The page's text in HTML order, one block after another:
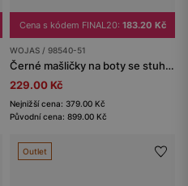
Cena s kódem FINAL20: 183.20 Kč
WOJAS / 98540-51
Černé mašličky na boty se stuhou s leopardím vzorem
229.00 Kč
Nejnižší cena: 379.00 Kč
Původní cena: 899.00 Kč
Outlet